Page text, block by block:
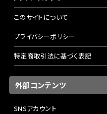
このサイトについて
プライバシーポリシー
特定商取引法に基づく表記
外部コンテンツ
SNSアカウント